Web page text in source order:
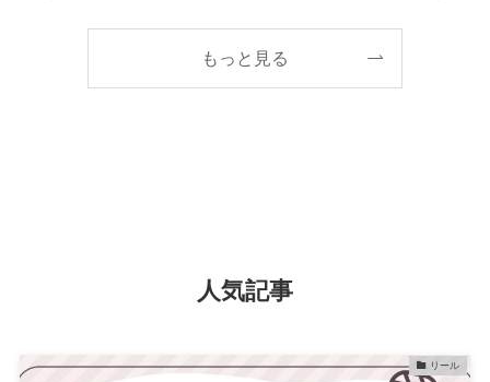
もっと見る
人気記事
リール